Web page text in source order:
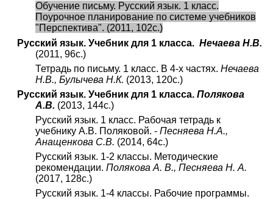
Обучение письму. Русский язык. 1 класс.
Поурочное планирование по системе учебников
"Перспектива". (2011, 102с.)
Русский язык. Учебник для 1 класса. Нечаева Н.В.
(2011, 96с.)
Тетрадь по письму. 1 класс. В 4-х частях. Нечаева
Н.В., Булычева Н.К. (2013, 120с.)
Русский язык. Учебник для 1 класса. Полякова
А.В. (2013, 144с.)
Русский язык. 1 класс. Рабочая тетрадь к
учебнику А.В. Поляковой. - Песняева Н.А.,
Анащенкова С.В. (2014, 64с.)
Русский язык. 1-2 классы. Методические
рекомендации. Полякова А. В., Песняева Н. А.
(2017, 128с.)
Русский язык. 1-4 классы. Рабочие программы.